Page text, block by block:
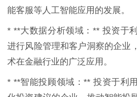
能客服等人工智能应用的发展。
* **大数据分析领域：** 投资于
进行风险管理和客户洞察的企业
术在金融行业的广泛应用。
* **智能投顾领域：** 投资于利